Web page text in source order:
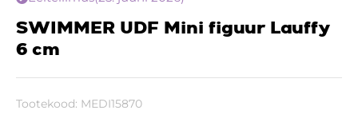
SWIMMER UDF Mini figuur Lauffy
6 cm
Tootekood: MEDI15870